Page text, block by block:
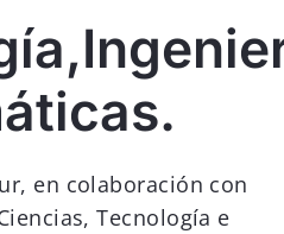
en colaboración con
Tecnología e